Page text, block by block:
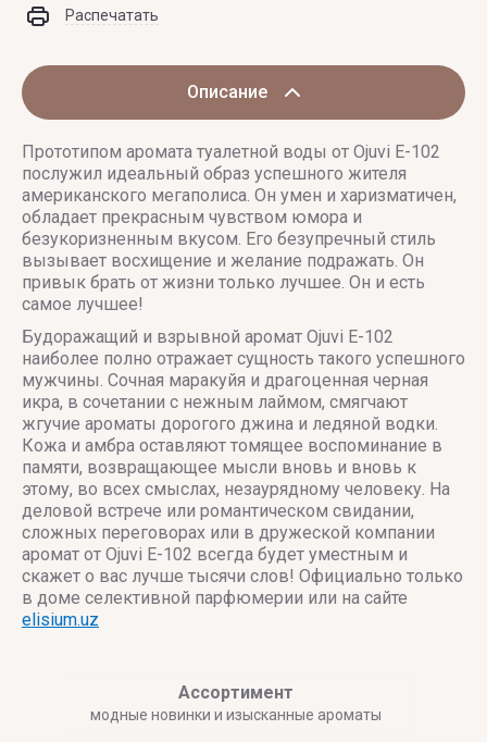
Распечатать
Описание
Прототипом аромата туалетной воды от Ojuvi E-102
послужил идеальный образ успешного жителя
американского мегаполиса. Он умен и харизматичен,
обладает прекрасным чувством юмора и
безукоризненным вкусом. Его безупречный стиль
вызывает восхищение и желание подражать. Он
привык брать от жизни только лучшее. Он и есть
самое лучшее!
Будоражащий и взрывной аромат Ojuvi E-102
наиболее полно отражает сущность такого успешного
мужчины. Сочная маракуйя и драгоценная черная
икра, в сочетании с нежным лаймом, смягчают
жгучие ароматы дорогого джина и ледяной водки.
Кожа и амбра оставляют томящее воспоминание в
памяти, возвращающее мысли вновь и вновь к
этому, во всех смыслах, незаурядному человеку. На
деловой встрече или романтическом свидании,
сложных переговорах или в дружеской компании
аромат от Ojuvi E-102 всегда будет уместным и
скажет о вас лучше тысячи слов! Официально только
в доме селективной парфюмерии или на сайте
elisium.uz
Ассортимент
модные новинки и изысканные ароматы